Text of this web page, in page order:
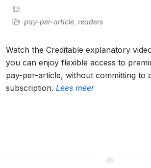
pay-per-article readers
Watch the Creditable explanatory
you can enjoy flexible access to
pay-per-article, without committing to
subscription. Lees meer